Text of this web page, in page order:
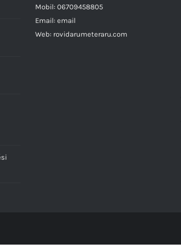
választhatók
ki
Mobil: 06709458805
Email: email
Web: rovidarumeteraru.com